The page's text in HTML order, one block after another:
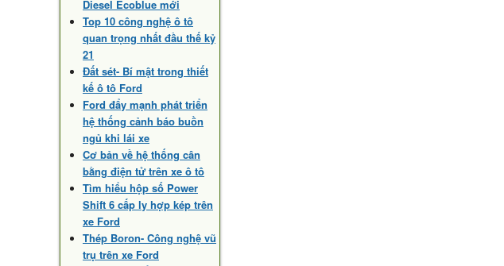
Diesel Ecoblue mới
Top 10 công nghệ ô tô
quan trọng nhất đầu thế kỷ
21
Đất sét- Bí mật trong thiết
kế ô tô Ford
Ford đẩy mạnh phát triển
hệ thống cảnh báo buồn
ngủ khi lái xe
Cơ bản về hệ thống cân
bằng điện tử trên xe ô tô
Tìm hiểu hộp số Power
Shift 6 cấp ly hợp kép trên
xe Ford
Thép Boron- Công nghệ vũ
trụ trên xe Ford